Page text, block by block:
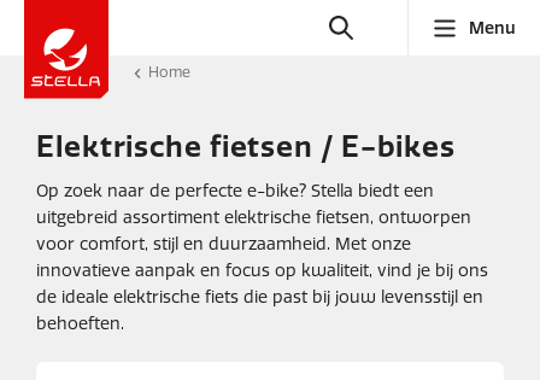
Menu
Home
Elektrische fietsen / E-bikes
Op zoek naar de perfecte e-bike? Stella biedt een
uitgebreid assortiment elektrische fietsen, ontworpen
voor comfort, stijl en duurzaamheid. Met onze
innovatieve aanpak en focus op kwaliteit, vind je bij ons
de ideale elektrische fiets die past bij jouw levensstijl en
behoeften.